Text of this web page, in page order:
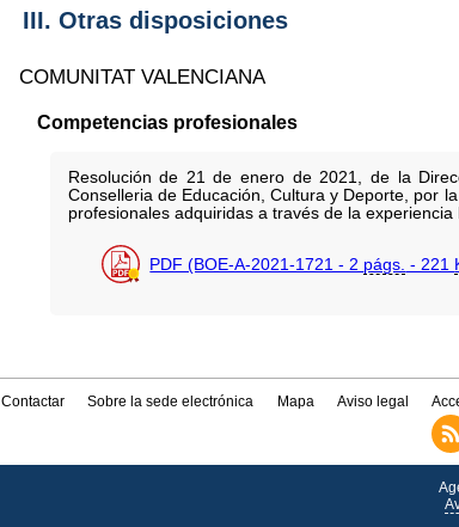
III. Otras disposiciones
COMUNITAT VALENCIANA
Competencias profesionales
Resolución de 21 de enero de 2021, de la
Conselleria de Educación, Cultura y Deporte, por
profesionales adquiridas a través de la
PDF (BOE-A-2021-1721 - 2 págs. - 221
Contactar Sobre la sede electrónica Mapa Aviso legal